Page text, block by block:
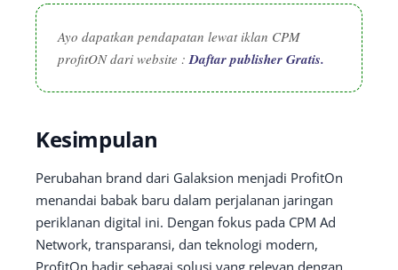
Ayo dapatkan pendapatan lewat iklan CPM
profitON dari website :Daftar publisher Gratis.
Kesimpulan
Perubahan brand dari Galaksion menjadi ProfitOn
menandai babak baru dalam perjalanan jaringan
periklanan digital ini. Dengan fokus pada CPM Ad
Network, transparansi, dan teknologi modern,